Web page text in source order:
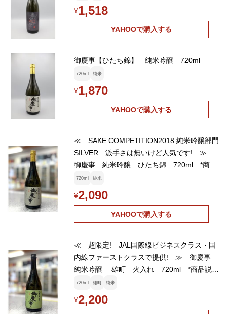
¥1,518
YAHOOで購入する
御慶事【ひたち錦】 純米吟醸 720ml
720ml 純米
¥1,870
YAHOOで購入する
≪ SAKE COMPETITION2018 純米吟醸部門
SILVER 派手さは無いけど人気です! ≫
御慶事 純米吟醸 ひたち錦 720ml *商品
説明を必ずお読みください
720ml 純米
¥2,090
YAHOOで購入する
≪ 超限定! JAL国際線ビジネスクラス・国
内線ファーストクラスで提供! ≫ 御慶事
純米吟醸 雄町 火入れ 720ml *商品説明
を必ずお読みください
720ml 雄町 純米
¥2,200